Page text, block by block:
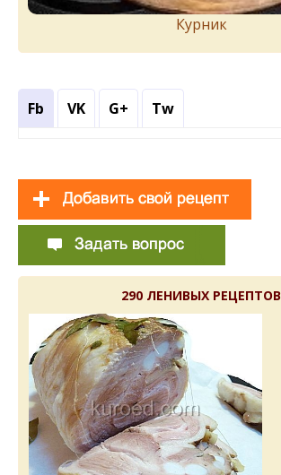
Курник
Fb VK G+ Tw
290 ЛЕНИВЫХ РЕЦЕПТОВ